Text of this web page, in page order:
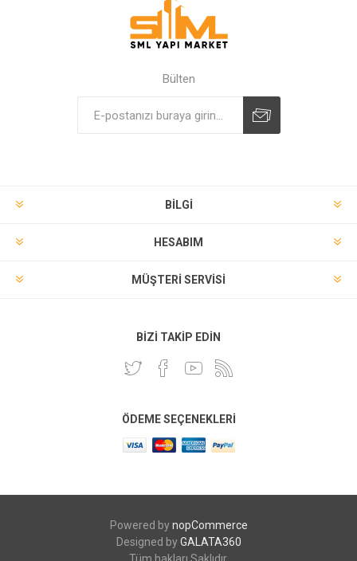
Bülten
BILGI
HESABIM
MÜŞTERI SERVISI
BIZI TAKIP EDIN
ÖDEME SEÇENEKLERI
Powered bynopCommerce
Designed byGALATA360